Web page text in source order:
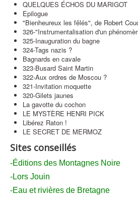
QUELQUES ÉCHOS DU MARIGOT
Epilogue
"Bienheureux les fêlés", de Robert
326-"Instrumentalisation d'un
325-Inauguration du bagne
324-Tags nazis ?
Bagnards en cavale
323-Busard Saint Martin
322-Aux ordres de Moscou ?
321-Invitation moquette
320-Gilets jaunes
La gavotte du cochon
LE MYSTÈRE HENRI PICK
Libérez Raton !
LE SECRET DE MERMOZ
Sites conseillés
-Éditions des Montagnes Noire
-Lors Jouin
-Eau et rivières de Bretagne